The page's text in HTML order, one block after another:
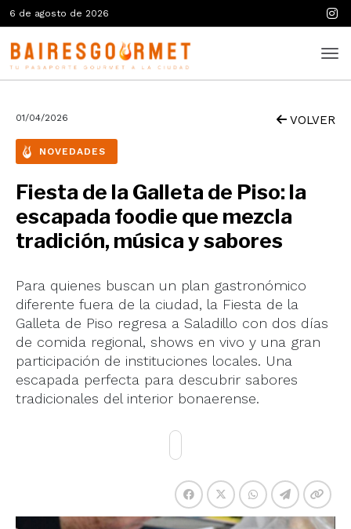
6 de agosto de 2026
01/04/2026 VOLVER
NOVEDADES
Fiesta de la Galleta de Piso: la
escapada foodie que mezcla
tradición, música y sabores
Para quienes buscan un plan gastronómico
diferente fuera de la ciudad, la Fiesta de la
Galleta de Piso regresa a Saladillo con dos días
de comida regional, shows en vivo y una gran
participación de instituciones locales. Una
escapada perfecta para descubrir sabores
tradicionales del interior bonaerense.